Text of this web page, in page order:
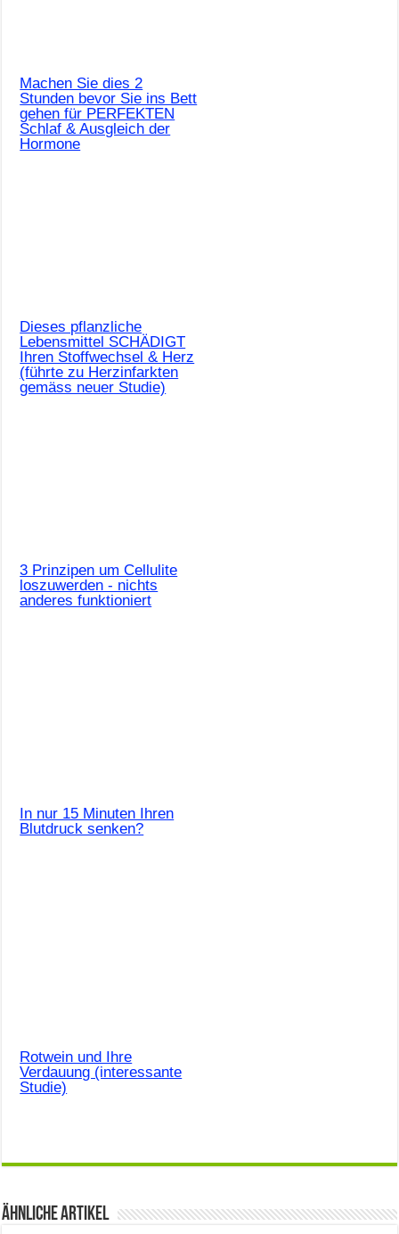
Machen Sie dies 2
Stunden bevor Sie ins Bett
gehen für PERFEKTEN
Schlaf & Ausgleich der
Hormone
Dieses pflanzliche
Lebensmittel SCHÄDIGT
Ihren Stoffwechsel & Herz
(führte zu Herzinfarkten
gemäss neuer Studie)
3 Prinzipen um Cellulite
loszuwerden - nichts
anderes funktioniert
In nur 15 Minuten Ihren
Blutdruck senken?
Rotwein und Ihre
Verdauung (interessante
Studie)
Ähnliche Artikel